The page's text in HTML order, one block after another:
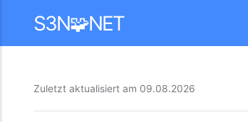
S3N🧩NET
Zuletzt aktualisiert am 09.08.2026